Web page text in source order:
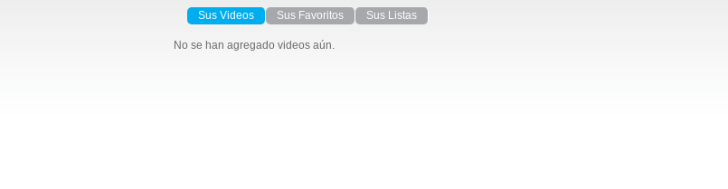
Sus Videos Sus Favoritos Sus Listas
No se han agregado videos aún.